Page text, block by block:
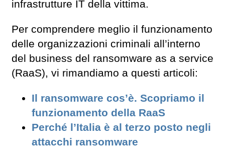
infrastrutture IT della vittima.
Per comprendere meglio il funzionamento
delle organizzazioni criminali all’interno
del business del ransomware as a service
(RaaS), vi rimandiamo a questi articoli:
Il ransomware cos’è. Scopriamo il
funzionamento della RaaS
Perché l’Italia è al terzo posto negli
attacchi ransomware